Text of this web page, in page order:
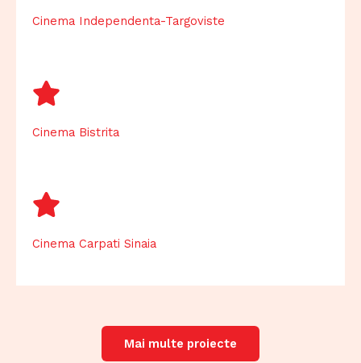
Cinema Independenta-Targoviste
Cinema Bistrita
Cinema Carpati Sinaia
Mai multe proiecte